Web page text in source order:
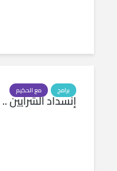
برامج مع الحكيم
إنسداد الشرايين